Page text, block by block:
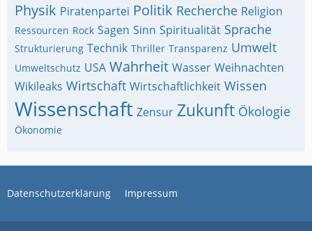
Physik Piratenpartei Politik Recherche Religion
Ressourcen Rock Sagen Sinn Spiritualität Sprache
Strukturierung Technik Thriller Transparenz Umwelt
Umweltschutz USA Wahrheit Wasser Weihnachten
Wikileaks Wirtschaft Wirtschaftlichkeit Wissen
Wissenschaft Zensur Zukunft Ökologie
Ökonomie
Datenschutzerklärung Impressum